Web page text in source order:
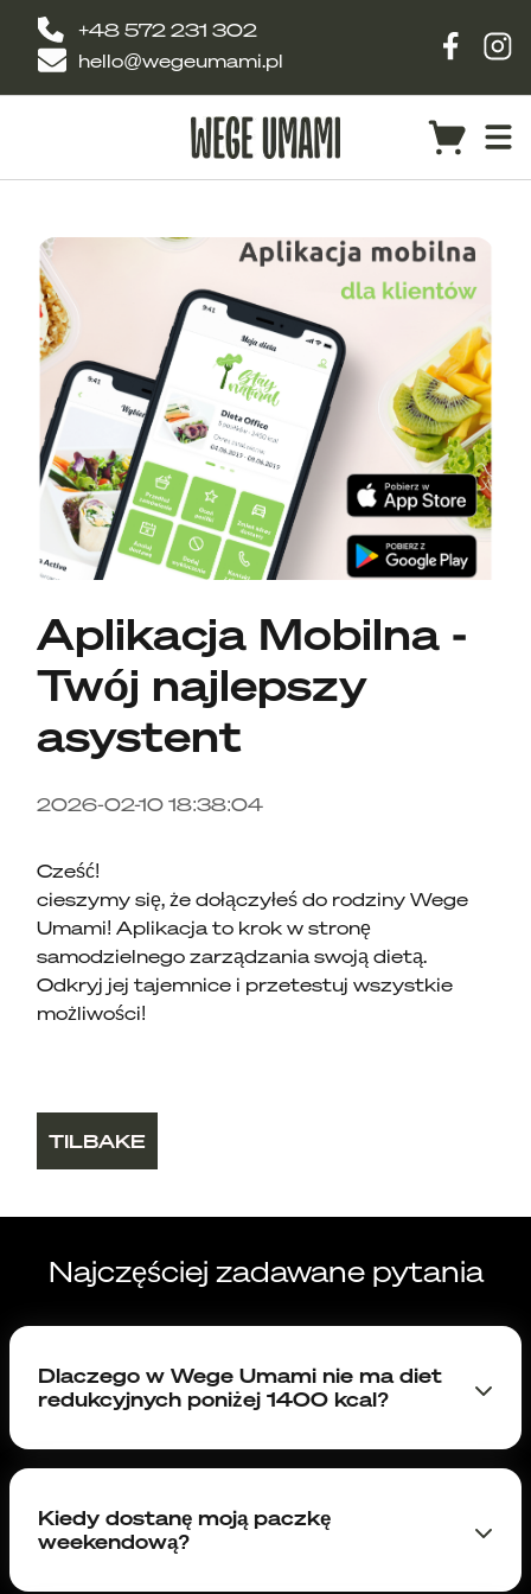
+48 572 231 302
hello@wegeumami.pl
Aplikacja Mobilna -
Twój najlepszy
asystent
2026-02-10 18:38:04
Cześć!
cieszymy się, że dołączyłeś do rodziny Wege
Umami! Aplikacja to krok w stronę
samodzielnego zarządzania swoją dietą.
Odkryj jej tajemnice i przetestuj wszystkie
możliwości!
TILBAKE
Najczęściej zadawane pytania
Dlaczego w Wege Umami nie ma diet
redukcyjnych poniżej 1400 kcal?
Diety, które dostarczają dziennie mniej niż 1400
kcal są bardzo niskokaloryczne i mogą nie
składników odżywczych potrzebnych do
prawidłowego funkcjonowania.
Kiedy dostanę moją paczkę
weekendową?
Dostawy diet na soboty i niedziele realizowane